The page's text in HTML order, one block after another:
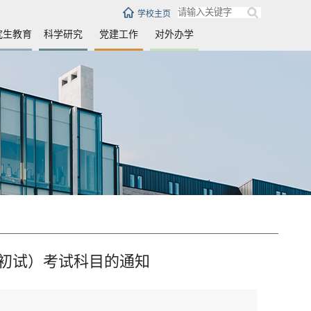
学校主页
生教育 科学研究 党建工作 对外办学
试）考试科目的通知